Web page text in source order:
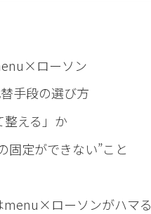
ローソン
手段の選び方
える」か
固定ができない”こと
menu×ローソンがハマる